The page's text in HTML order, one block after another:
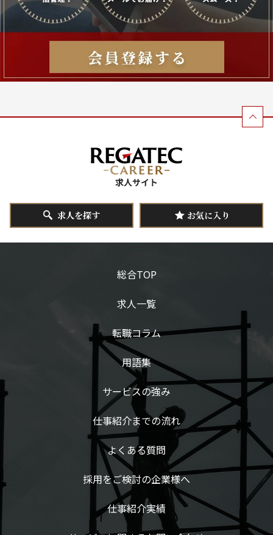
求人を探す お気に入り
総合TOP
求人一覧
転職コラム
用語集
サービスの強み
仕事紹介までの流れ
よくある質問
採用をご検討の企業様へ
仕事紹介実績